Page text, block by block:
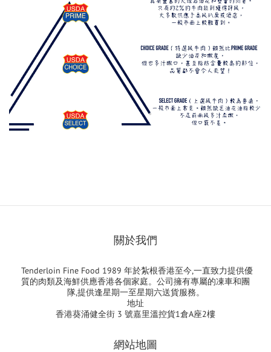
關於我們
Tenderloin Fine Food 1989 年於紮根香港至今,一直致力提供優
質的肉類及海鮮供應香港各個家庭。公司擁有專屬的凍車和團
隊,提供逢星期一至星期六送貨服務。
地址
香港葵涌健全街 3 號嘉里溫控貨1倉A座2樓
網站地圖